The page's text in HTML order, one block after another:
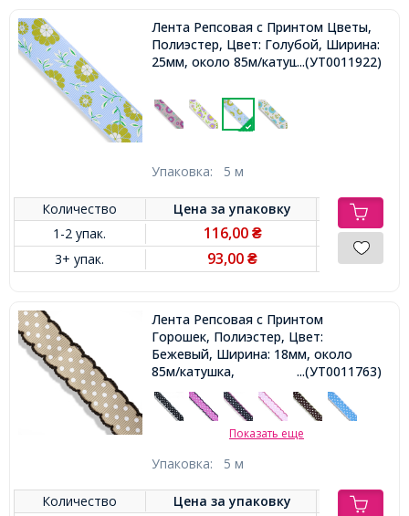
Лента Репсовая с Принтом Цветы,
Полиэстер, Цвет: Голубой, Ширина:
25мм, около 85м/катушка,...(УТ0011922)
Упаковка: 5 м
Количество Цена заупаковку
1-2 упак.
116,00 ₴
3+ упак. 93,00₴
Лента Репсовая с Принтом
Горошек, Полиэстер, Цвет:
Бежевый, Ширина: 18мм, около
85м/катушка,
...(УТ0011763)
Показать еще
Упаковка: 5 м
Количество Цена заупаковку